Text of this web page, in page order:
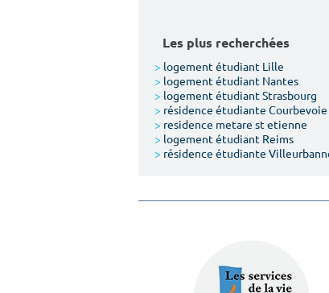
Les plus recherchées
> logement étudiant Lille
> logement étudiant Nantes
> logement étudiant Strasbourg
> résidence étudiante Courbevoie
> residence metare st etienne
> logement étudiant Reims
> résidence étudiante